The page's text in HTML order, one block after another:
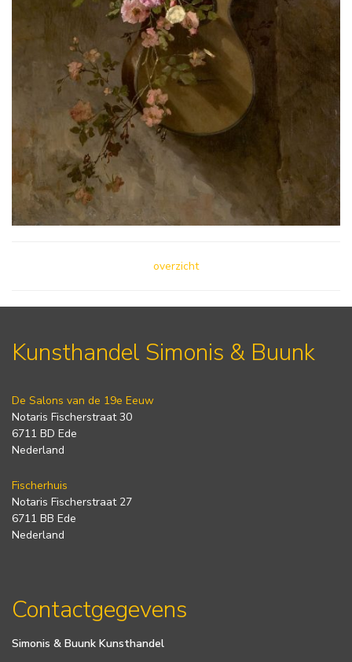
overzicht
Kunsthandel Simonis & Buunk
De Salons van de 19e Eeuw
Notaris Fischerstraat 30
6711 BD Ede
Nederland
Fischerhuis
Notaris Fischerstraat 27
6711 BB Ede
Nederland
Contactgegevens
Simonis & Buunk Kunsthandel